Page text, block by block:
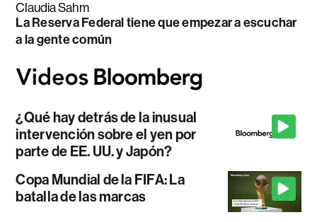
Claudia Sahm
La Reserva Federal tiene que empezar a escuchar
a la gente común
¿Qué hay detrás de la inusual
intervención sobre el yen por
parte de EE. UU. y Japón?
Copa Mundial de la FIFA: La
batalla de las marcas